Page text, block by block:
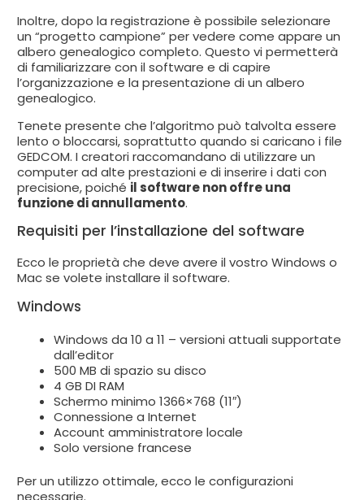
Inoltre, dopo la registrazione è possibile selezionare
un “progetto campione” per vedere come appare un
albero genealogico completo. Questo vi permetterà
di familiarizzare con il software e di capire
l’organizzazione e la presentazione di un albero
genealogico.
Tenete presente che l’algoritmo può talvolta essere
lento o bloccarsi, soprattutto quando si caricano i file
GEDCOM. I creatori raccomandano di utilizzare un
computer ad alte prestazioni e di inserire i dati con
precisione, poiché il software non offre una
funzione di annullamento.
Requisiti per l’installazione del software
Ecco le proprietà che deve avere il vostro Windows o
Mac se volete installare il software.
Windows
Windows da 10 a 11 – versioni attuali supportate
dall’editor
500 MB di spazio su disco
4 GB DI RAM
Schermo minimo 1366×768 (11″)
Connessione a Internet
Account amministratore locale
Solo versione francese
Per un utilizzo ottimale, ecco le configurazioni
necessarie.